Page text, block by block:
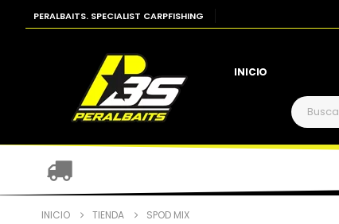
PERALBAITS. SPECIALIST CARPFISHING
INICIO
INICIO TIENDA SPOD MIX